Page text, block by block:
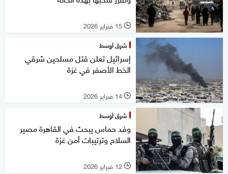
l 15 فبراير 2026
شرق أوسط
إسرائيل تعلن قتل مسلحين شرقي
الخط الأصفر في غزة
l 14 فبراير 2026
شرق أوسط
وفد حماس يبحث في القاهرة مصير
السلاح وترتيبات أمن غزة
l 12 فبراير 2026